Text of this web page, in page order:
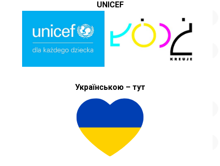
UNICEF
Українською – тут